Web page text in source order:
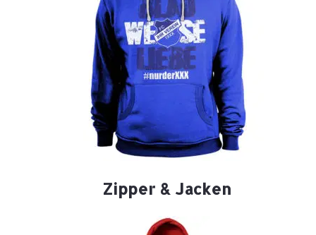
Zipper & Jacken